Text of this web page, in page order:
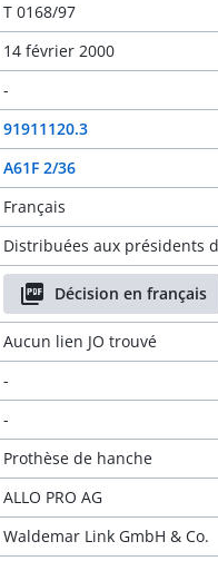
T 0168/97
14 février 2000
-
91911120.3
A61F 2/36
Français
Distribuées aux présidents
Décision en français
Aucun lien JO trouvé
-
-
Prothèse de hanche
ALLO PRO AG
Waldemar Link GmbH & Co.